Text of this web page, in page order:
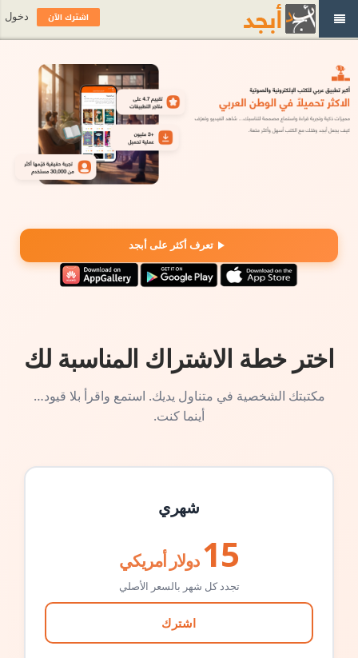
تعرف أكثر على أبجد
اختر خطة الاشتراك المناسبة لك
مكتبتك الشخصية في متناول يديك. استمع واقرأ بلا قيود…
أينما كنت.
شهري
15 دولار أمريكي
تجدد كل شهر بالسعر الأصلي
اشترك
اشترك الآن دخول